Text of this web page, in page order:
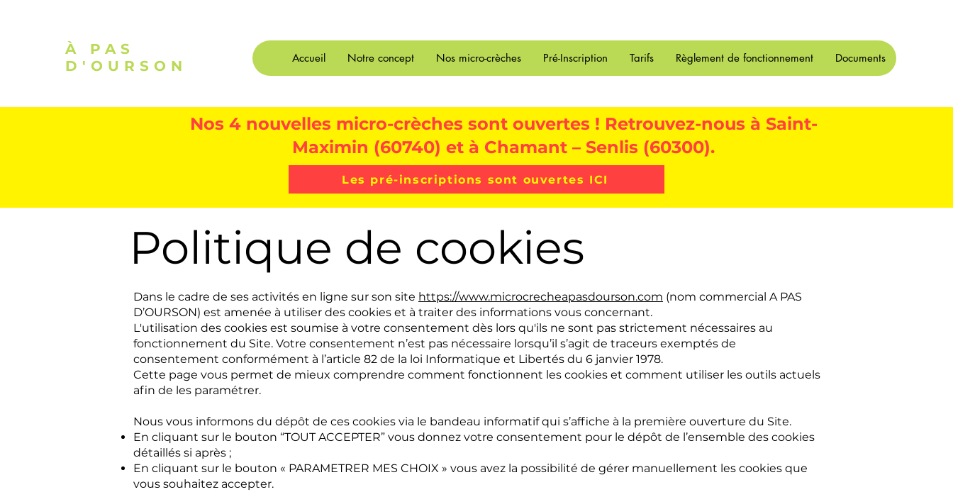
À PAS
D'OURSON
Accueil Notre concept Nos micro-crèches Pré-Inscription Tarifs Règlement de fonctionnement Documents
Nos 4 nouvelles micro-crèches sont ouvertes ! Retrouvez-nous à Saint-
Maximin (60740) et à Chamant – Senlis (60300).
Les pré-inscriptions sont ouvertes ICI
Politique de cookies
Dans le cadre de ses activités en ligne sur son site https://www.microcrecheapasdourson.com (nom commercial A PAS
D’OURSON) est amenée à utiliser des cookies et à traiter des informations vous concernant.
L'utilisation des cookies est soumise à votre consentement dès lors qu'ils ne sont pas strictement nécessaires au
fonctionnement du Site. Votre consentement n’est pas nécessaire lorsqu’il s’agit de traceurs exemptés de
consentement conformément à l’article 82 de la loi Informatique et Libertés du 6 janvier 1978.
Cette page vous permet de mieux comprendre comment fonctionnent les cookies et comment utiliser les outils actuels
afin de les paramétrer.
Nous vous informons du dépôt de ces cookies via le bandeau informatif qui s’affiche à la première ouverture du Site.
En cliquant sur le bouton “TOUT ACCEPTER” vous donnez votre consentement pour le dépôt de l’ensemble des cookies
détaillés si après ;
En cliquant sur le bouton « PARAMETRER MES CHOIX » vous avez la possibilité de gérer manuellement les cookies que
vous souhaitez accepter.